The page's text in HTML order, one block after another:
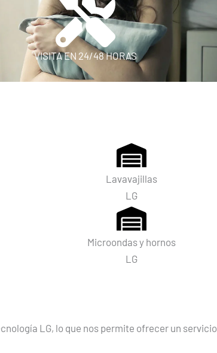
VISITA EN 24/48 HORAS
Lavavajillas
LG
Microondas y hornos
LG
LG, lo que nos permite ofrecer un servicio